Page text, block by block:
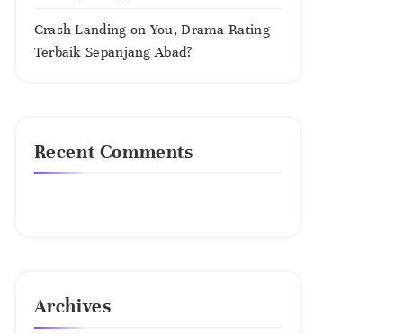
Crash Landing on You, Drama Rating
Terbaik Sepanjang Abad?
Recent Comments
Archives